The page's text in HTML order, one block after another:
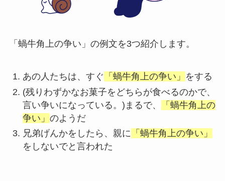
「蝸牛角上の争い」の例文を3つ紹介します。
あの人たちは、すぐ 「蝸牛角上の争い」 をする
(残りわずかなお菓子をどちらが食べるのかで、
言い争いになっている。)まるで、
「蝸牛角上の
争い」 のようだ
兄弟げんかをしたら、親に 「蝸牛角上の争い」
をしないでと言われた